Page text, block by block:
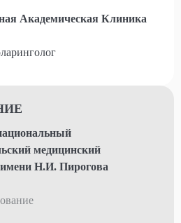
Академическая Клиника
медицинский
имени Н.И. Пирогова